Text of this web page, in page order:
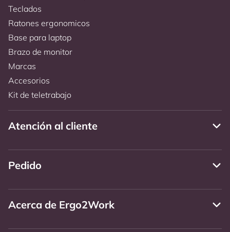
Teclados
Ratones ergonomicos
Base para laptop
Brazo de monitor
Marcas
Accesorios
Kit de teletrabajo
Atención al cliente
Pedido
Acerca de Ergo2Work